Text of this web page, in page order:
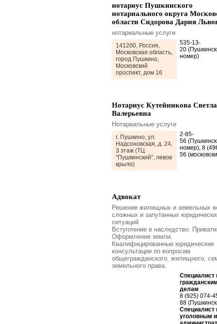
нотариус Пушкинского
нотариального округа
области Сидорова Дария
нотариальные услуги
141200, Россия,
Московская область,
город Пушкино,
Московский
проспект, дом 16
535-13-
20
номер)
Нотариус Кутейникова
Валерьевна
Нотариальные услуги
г. Пушкино, ул.
Надсоновская, д. 24,
3 этаж (ТЦ
"Пушкинский", левое
крыло)
2-85-
56
номер), 8
56
Адвокат
Решение жилищных и земельных
сложных и запутанных
ситуаций
Вступление в наследство.
Оформление земли.
Квалифицированные юридические
консультации по вопросам
общегражданского, жилищного,
земельного права.
Специалист
делам
8 (925) 074-
88
Специалист
уголовным и